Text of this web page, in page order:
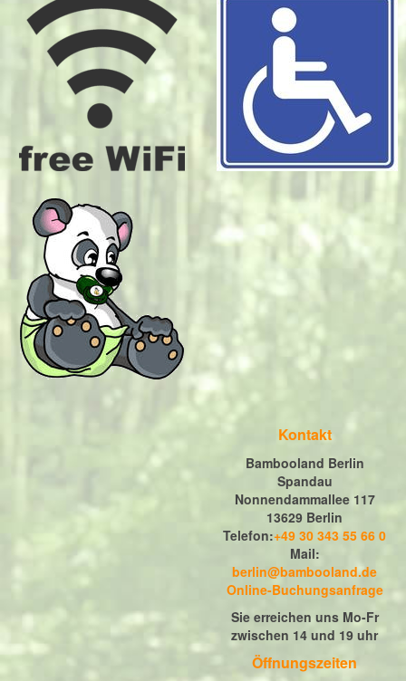
Kontakt
Bambooland Berlin
Spandau
Nonnendammallee 117
13629 Berlin
Telefon:+49 30 343 55 66 0
Mail:
berlin@bambooland.de
Online-Buchungsanfrage
Sie erreichen uns Mo-Fr
zwischen 14 und 19 uhr
Öffnungszeiten